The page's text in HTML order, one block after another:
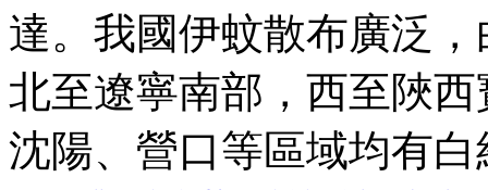
達。我國伊蚊散布廣泛
北至遼寧南部，西至陜
沈陽、營口等區域均